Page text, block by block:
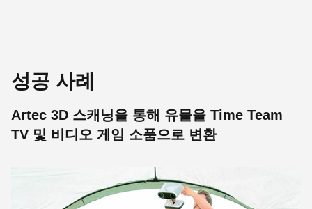
성공 사례
Artec 3D 스캐닝을 통해 유물을 Time Team
TV 및 비디오 게임 소품으로 변환